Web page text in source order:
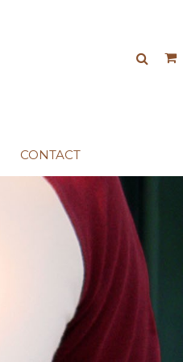
CONTACT